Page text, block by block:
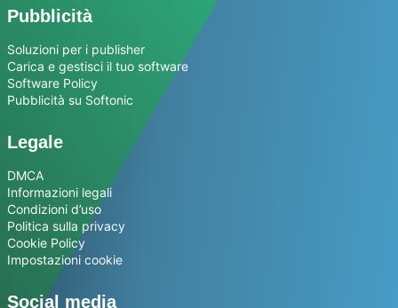
Pubblicità
Soluzioni per i publisher
Carica e gestisci il tuo software
Software Policy
Pubblicità su Softonic
Legale
DMCA
Informazioni legali
Condizioni d’uso
Politica sulla privacy
Cookie Policy
Impostazioni cookie
Social media